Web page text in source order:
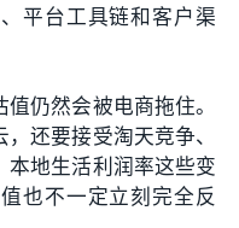
平台工具链和客户渠
仍然会被电商拖住。
还要接受淘天竞争、
本地生活利润率这些变
也不一定立刻完全反